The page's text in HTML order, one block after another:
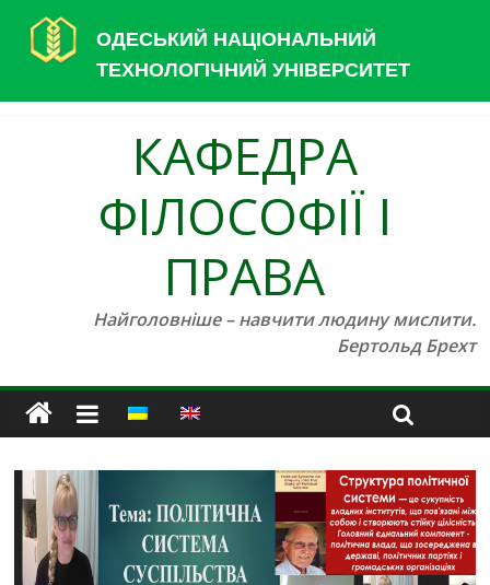
ОДЕСЬКИЙ НАЦІОНАЛЬНИЙ
ТЕХНОЛОГІЧНИЙ УНІВЕРСИТЕТ
КАФЕДРА
ФІЛОСОФІЇ І
ПРАВА
Найголовніше – навчити людину мислити.
Бертольд Брехт